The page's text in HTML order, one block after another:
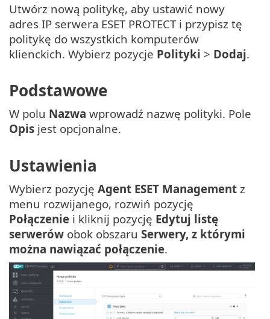
Utwórz nową politykę, aby ustawić nowy
adres IP serwera ESET PROTECT i przypisz tę
politykę do wszystkich komputerów
klienckich. Wybierz pozycje Polityki > Dodaj.
Podstawowe
W polu Nazwa wprowadź nazwę polityki. Pole
Opis jest opcjonalne.
Ustawienia
Wybierz pozycję Agent ESET Management z
menu rozwijanego, rozwiń pozycję
Połączenie i kliknij pozycję Edytuj listę
serwerów obok obszaru Serwery, z którymi
można nawiązać połączenie.